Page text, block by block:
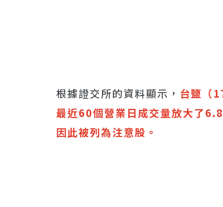
根據證交所的資料顯示， 台鹽（
最近60個營業日成交量放大了
因此被列為注意股。